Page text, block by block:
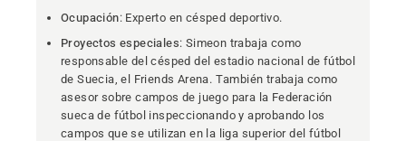
Ocupación: Experto en césped deportivo.
Proyectos especiales: Simeon trabaja como
responsable del césped del estadio nacional de fútbol
de Suecia, el Friends Arena. También trabaja como
asesor sobre campos de juego para la Federación
sueca de fútbol inspeccionando y aprobando los
campos que se utilizan en la liga superior del fútbol